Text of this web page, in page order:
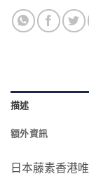
描述
額外資訊
日本藤素香港